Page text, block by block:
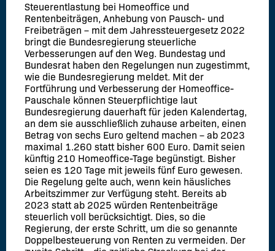
Steuerentlastung bei Homeoffice und
Rentenbeiträgen, Anhebung von Pausch- und
Freibeträgen – mit dem Jahressteuergesetz 2022
bringt die Bundesregierung steuerliche
Verbesserungen auf den Weg. Bundestag und
Bundesrat haben den Regelungen nun zugestimmt,
wie die Bundesregierung meldet. Mit der
Fortführung und Verbesserung der Homeoffice-
Pauschale können Steuerpflichtige laut
Bundesregierung dauerhaft für jeden Kalendertag,
an dem sie ausschließlich zuhause arbeiten, einen
Betrag von sechs Euro geltend machen – ab 2023
maximal 1.260 statt bisher 600 Euro. Damit seien
künftig 210 Homeoffice-Tage begünstigt. Bisher
seien es 120 Tage mit jeweils fünf Euro gewesen.
Die Regelung gelte auch, wenn kein häusliches
Arbeitszimmer zur Verfügung steht. Bereits ab
2023 statt ab 2025 würden Rentenbeiträge
steuerlich voll berücksichtigt. Dies, so die
Regierung, der erste Schritt, um die so genannte
Doppelbesteuerung von Renten zu vermeiden. Der